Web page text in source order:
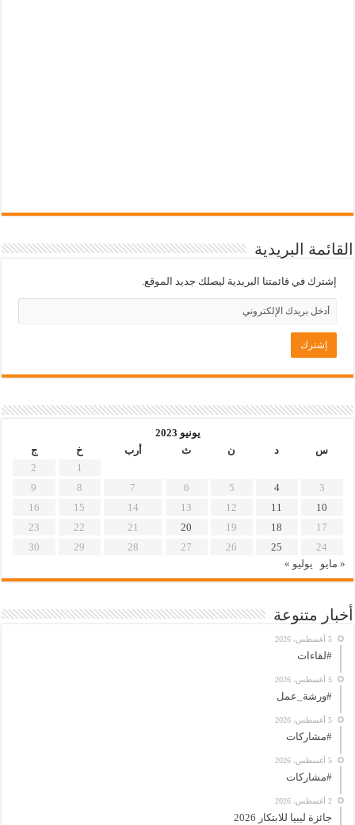
القائمة البريدية
إشترك في قائمتنا البريدية ليصلك جديد الموقع.
يونيو 2023
س
د ن ث أرب خ
ج
1
2
3
4
5
6
7
8
9
10
11
12
13
14
15
16
17
18
19
20
21
22
23
24
25
26
27
28
29
30
« مايو
يوليو »
أخبار متنوعة
5 أغسطس، 2026
#لقاءات
5 أغسطس، 2026
#ورشة_عمل
5 أغسطس، 2026
#مشاركات
5 أغسطس، 2026
#مشاركات
2 أغسطس، 2026
جائزة ليبيا للابتكار 2026